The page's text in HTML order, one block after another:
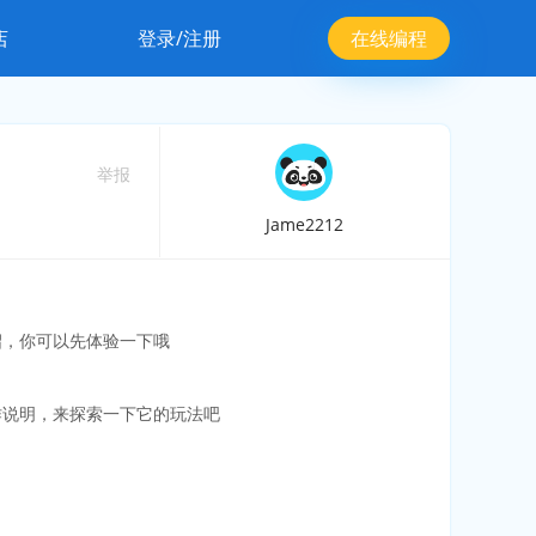
登录/注册 在线编程
举报
Jame2212
你可以先体验一下哦
明，来探索一下它的玩法吧